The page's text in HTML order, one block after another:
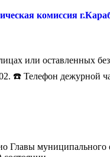
комиссия
или оставленных
☎️ Телефон дежурной
Главы